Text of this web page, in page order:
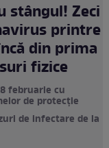
stângul! Zeci
printre
din prima
fizice
februarie cu
de protecție
de infectare de la